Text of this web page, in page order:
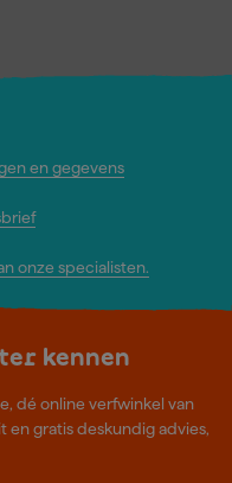
en gegevens
onze specialisten.
kennen
dé online verfwinkel van
en gratis deskundig advies,